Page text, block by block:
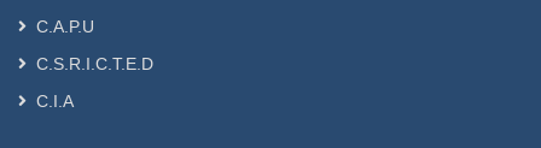
C.A.P.U
C.S.R.I.C.T.E.D
C.I.A